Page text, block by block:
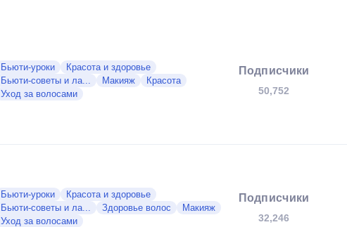
Бьюти-уроки
Красота и здоровье
Бьюти-советы и ла...
Макияж
Красота
Уход за волосами
Подписчики
50,752
Бьюти-уроки
Красота и здоровье
Бьюти-советы и ла...
Здоровье волос
Макияж
Уход за волосами
Подписчики
32,246